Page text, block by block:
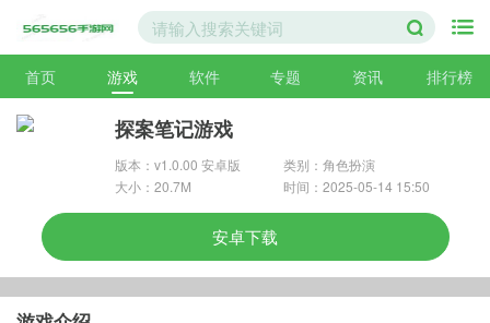
首页 游戏 软件 专题 资讯 排行榜
探案笔记游戏
版本：v1.0.00 安卓版
类别：角色扮演
大小：20.7M
时间：2025-05-14 15:50
安卓下载